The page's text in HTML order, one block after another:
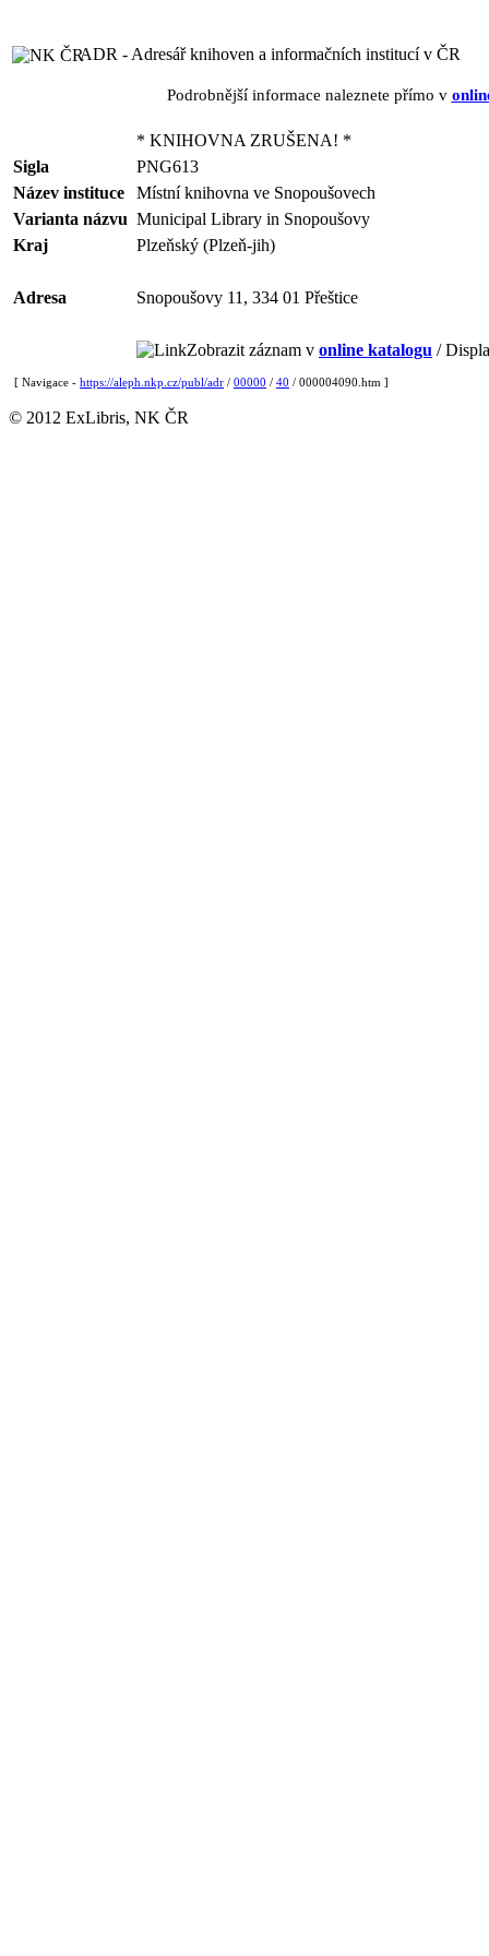
ADR - Adresář knihoven a informačních institucí v ČR
Podrobnější informace naleznete přímo v
* KNIHOVNA ZRUŠENA! *
Sigla
PNG613
Název instituce
Místní knihovna ve Snopoušovech
Varianta názvu Municipal Library in Snopoušovy
Kraj
Plzeňský (Plzeň-jih)
Adresa Snopoušovy 11, 334 01 Přeštice
Zobrazit záznam v online katalogu /
[ Navigace - https://aleph.nkp.cz/publ/adr / 00000 / 40 / 000004090.htm ]
© 2012 ExLibris, NK ČR